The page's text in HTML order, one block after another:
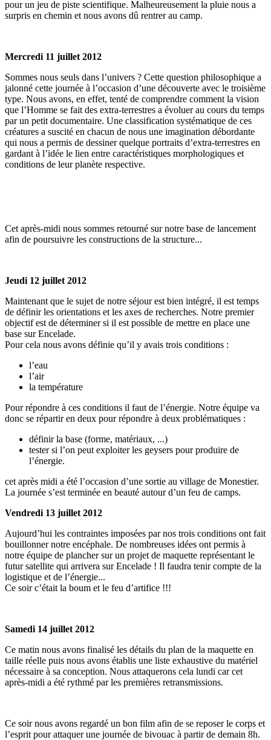
pour un jeu de piste scientifique. Malheureusement la pluie nous a
surpris en chemin et nous avons dû rentrer au camp.
Mercredi 11 juillet 2012
Sommes nous seuls dans l’univers ? Cette question philosophique a
jalonné cette journée à l’occasion d’une découverte avec le troisième
type. Nous avons, en effet, tenté de comprendre comment la vision
que l’Homme se fait des extra-terrestres a évoluer au cours du temps
par un petit documentaire. Une classification systématique de ces
créatures a suscité en chacun de nous une imagination débordante
qui nous a permis de dessiner quelque portraits d’extra-terrestres en
gardant à l’idée le lien entre caractéristiques morphologiques et
conditions de leur planète respective.
Cet après-midi nous sommes retourné sur notre base de lancement
afin de poursuivre les constructions de la structure...
Jeudi 12 juillet 2012
Maintenant que le sujet de notre séjour est bien intégré, il est temps
de définir les orientations et les axes de recherches. Notre premier
objectif est de déterminer si il est possible de mettre en place une
base sur Encelade.
Pour cela nous avons définie qu’il y avais trois conditions :
l’eau
l’air
la température
Pour répondre à ces conditions il faut de l’énergie. Notre équipe va
donc se répartir en deux pour répondre à deux problématiques :
définir la base (forme, matériaux, ...)
tester si l’on peut exploiter les geysers pour produire de
l’énergie.
cet après midi a été l’occasion d’une sortie au village de Monestier.
La journée s’est terminée en beauté autour d’un feu de camps.
Vendredi 13 juillet 2012
Aujourd’hui les contraintes imposées par nos trois conditions ont fait
bouillonner notre encéphale. De nombreuses idées ont permis à
notre équipe de plancher sur un projet de maquette représentant le
futur satellite qui arrivera sur Encelade ! Il faudra tenir compte de la
logistique et de l’énergie...
Ce soir c’était la boum et le feu d’artifice !!!
Samedi 14 juillet 2012
Ce matin nous avons finalisé les détails du plan de la maquette en
taille réelle puis nous avons établis une liste exhaustive du matériel
nécessaire à sa conception. Nous attaquerons cela lundi car cet
après-midi a été rythmé par les premières retransmissions.
Ce soir nous avons regardé un bon film afin de se reposer le corps et
l’esprit pour attaquer une journée de bivouac à partir de demain 8h.